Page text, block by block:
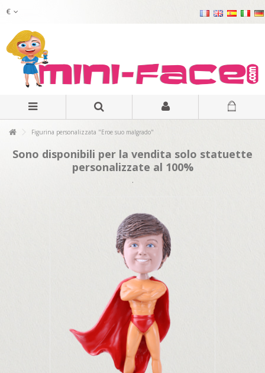
€
Figurina personalizzata "Eroe suo malgrado"
Sono disponibili per la vendita solo statuette
personalizzate al 100%
.